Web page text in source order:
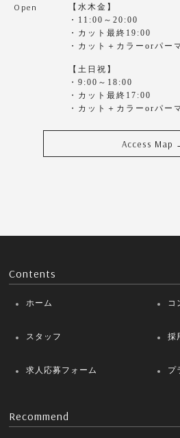
Open
【水木金】
・11:00～20:00
・カット最終19:00
・カット＋カラーorパー
【土日祝】
・9:00～18:00
・カット最終17:00
・カット＋カラーorパー
Access Map
Contents
ホーム コ
スタッフ 採
求人応募フォーム プ
Recommend